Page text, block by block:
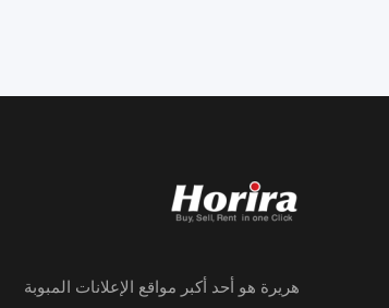
هريرة هو أحد أكبر مواقع الإعلانات المبوبة